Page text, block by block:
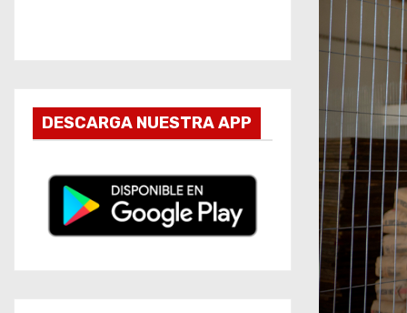
DESCARGA NUESTRA APP